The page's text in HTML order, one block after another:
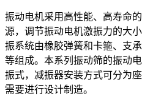
振动电机采用高性能、高寿命
源，调节振动电机激振力的大
振系统由橡胶弹簧和卡箍、支
等组成。本系列振动筛的振动
振式，减振器安装方式可分为
需要进行设计制造。